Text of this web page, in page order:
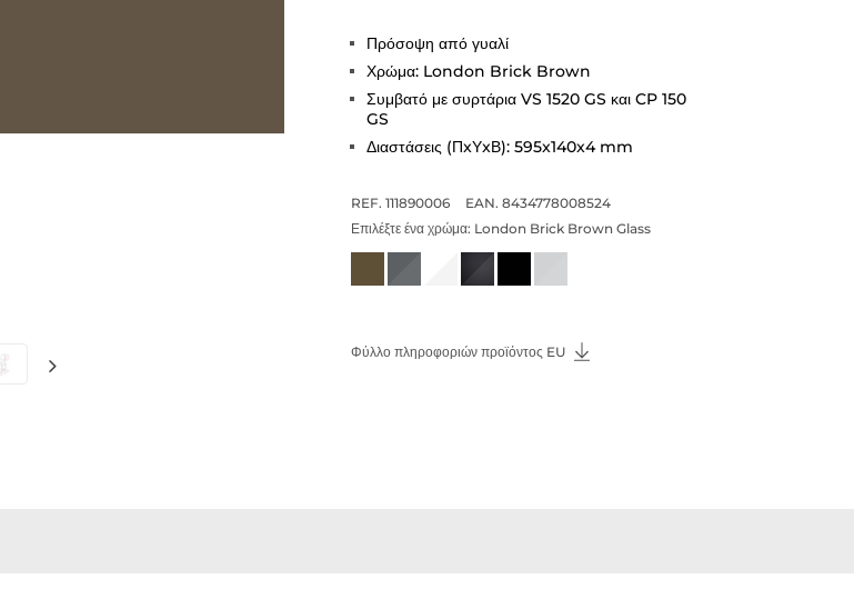
Πρόσοψη από γυαλί
Χρώμα: London Brick Brown
Συμβατό με συρτάρια VS 1520 GS και CP 150
GS
Διαστάσεις (ΠxΥxΒ): 595x140x4 mm
REF. 111890006
EAN. 8434778008524
Επιλέξτε ένα χρώμα: London Brick Brown Glass
Φύλλο πληροφοριών προϊόντος EU